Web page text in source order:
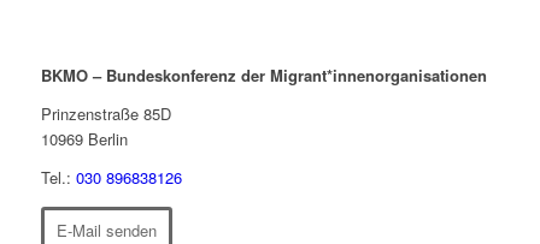
BKMO – Bundeskonferenz der Migrant*innenorganisationen
Prinzenstraße 85D
10969Berlin
Tel.: 030 896838126
E-Mail senden